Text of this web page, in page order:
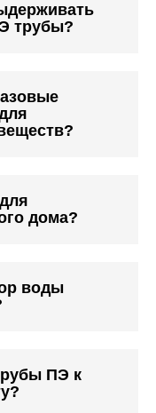
трубы?
дома?
воды
ПЭ к